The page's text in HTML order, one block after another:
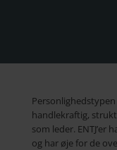
handlekraftig,
som leder.
og har øje for de